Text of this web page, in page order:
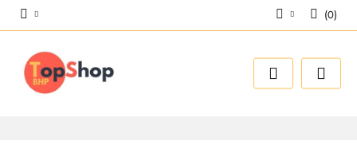
Zarejestruj się
(0)